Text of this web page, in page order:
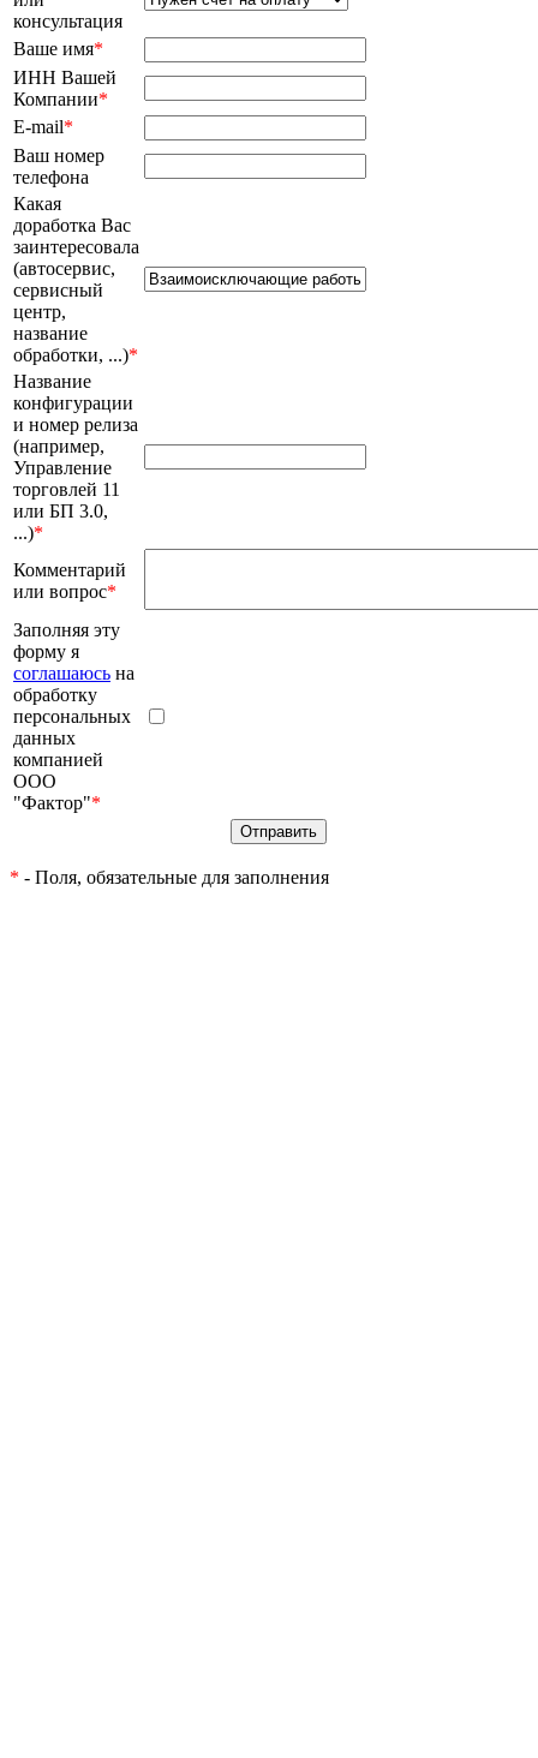
консультация
Ваше имя*
ИНН Вашей
Компании*
E-mail*
Ваш номер
телефона
Какая
доработка Вас
заинтересовала
(автосервис,
сервисный
центр,
название
обработки, ...)*
Название
конфигурации
и номер релиза
(например,
Управление
торговлей 11
или БП 3.0,
...)*
Комментарий
или вопрос*
Заполняя эту
форму я
соглашаюсь на
обработку
персональных
данных
компанией
ООО
"Фактор"*
* - Поля, обязательные для заполнения